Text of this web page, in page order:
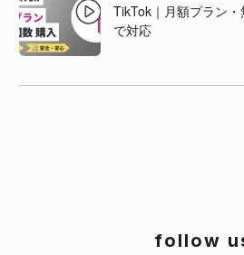
TikTok｜月額プラン・
で対応
follow